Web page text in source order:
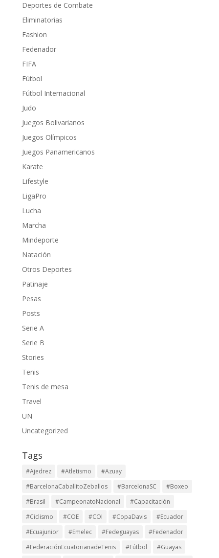
Deportes de Combate
Eliminatorias
Fashion
Fedenador
FIFA
Fútbol
Fútbol Internacional
Judo
Juegos Bolivarianos
Juegos Olímpicos
Juegos Panamericanos
Karate
Lifestyle
LigaPro
Lucha
Marcha
Mindeporte
Natación
Otros Deportes
Patinaje
Pesas
Posts
Serie A
Serie B
Stories
Tenis
Tenis de mesa
Travel
UN
Uncategorized
Tags
#Ajedrez #Atletismo
#Azuay
#BarcelonaCaballitoZeballos
#BarcelonaSC
#Boxeo
#Brasil
#CampeonatoNacional
#Capacitación
#Ciclismo
#COE #COI #CopaDavis
#Ecuador
#Ecuajunior
#Emelec #Fedeguayas
#Fedenador
#FederaciónEcuatorianadeTenis
#Fútbol #Guayas